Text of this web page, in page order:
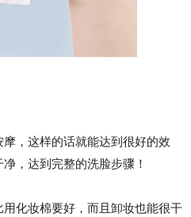
，这样的话就能达到很好的效
，达到完整的洗脸步骤！
化妆棉要好，而且卸妆也能很干